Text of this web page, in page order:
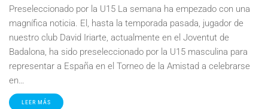
Preseleccionado por la U15 La semana ha empezado con una
magnífica noticia. El, hasta la temporada pasada, jugador de
nuestro club David Iriarte, actualmente en el Joventut de
Badalona, ha sido preseleccionado por la U15 masculina para
representar a España en el Torneo de la Amistad a celebrarse
en…
LEER MÁS